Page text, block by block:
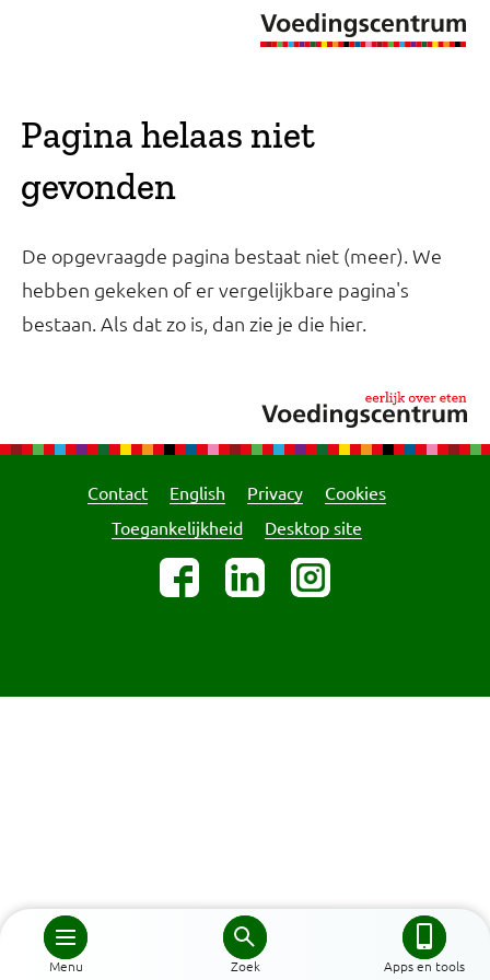
Menu Zoek Apps en tools
Pagina helaas niet
gevonden
De opgevraagde pagina bestaat niet (meer). We
hebben gekeken of er vergelijkbare pagina's
bestaan. Als dat zo is, dan zie je die hier.
Contact English Privacy
Cookies
Toegankelijkheid
Desktop site